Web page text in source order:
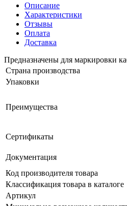
Описание
Характеристики
Отзывы
Оплата
Доставка
Предназначены для маркировки
Страна производства
Упаковки
Преимущества
Сертификаты
Документация
Код производителя товара
Классификация товара в каталоге
Артикул